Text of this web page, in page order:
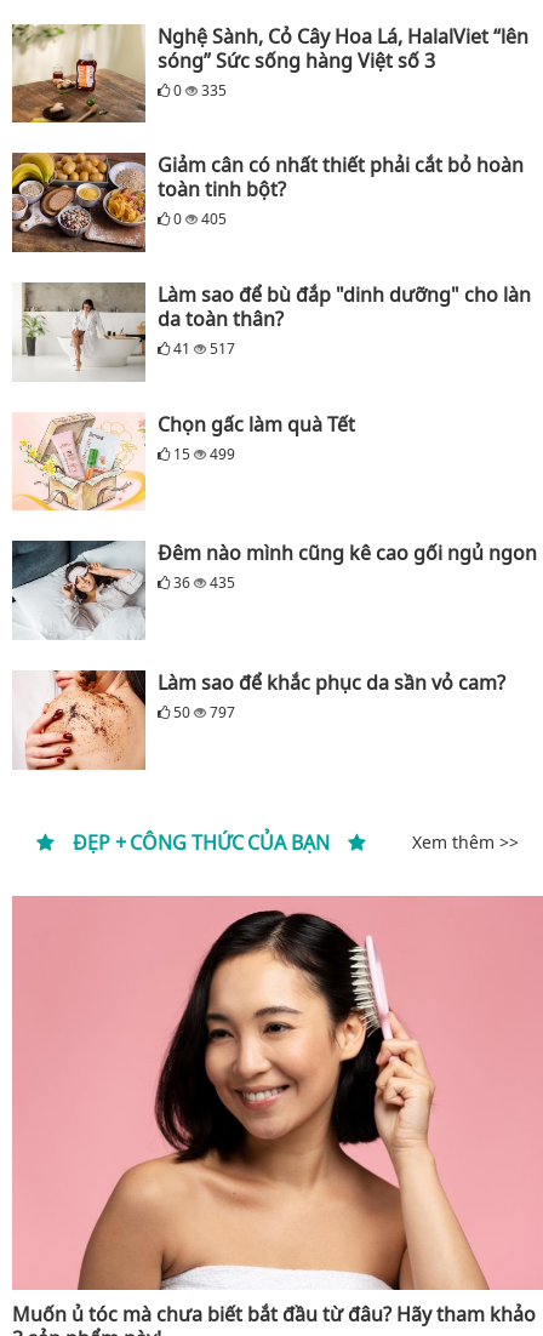
Nghệ Sành, Cỏ Cây Hoa Lá, HalalViet “lên
sóng” Sức sống hàng Việt số 3
0 335
Giảm cân có nhất thiết phải cắt bỏ hoàn
toàn tinh bột?
0 405
Làm sao để bù đắp "dinh dưỡng" cho làn
da toàn thân?
41 517
Chọn gấc làm quà Tết
15 499
Đêm nào mình cũng kê cao gối ngủ ngon
36 435
Làm sao để khắc phục da sần vỏ cam?
50 797
ĐẸP + CÔNG THỨC CỦA BẠN Xem thêm >>
Muốn ủ tóc mà chưa biết bắt đầu từ đâu? Hãy tham khảo